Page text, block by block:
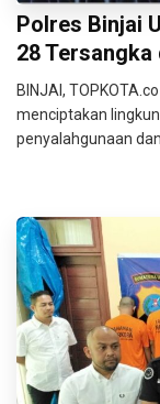
Polres Binjai
28 Tersangka
BINJAI,
menciptakan
penyalahgunaan